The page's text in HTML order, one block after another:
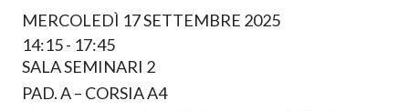
MERCOLEDÌ 17 SETTEMBRE 2025
14:15 - 17:45
SALA SEMINARI 2
PAD. A – CORSIA A4